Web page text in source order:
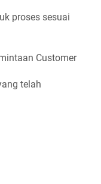
proses sesuai
Customer
telah